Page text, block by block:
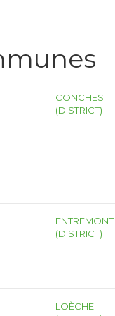
CONCHES
(DISTRICT)
ENTREMONT
(DISTRICT)
LOÈCHE